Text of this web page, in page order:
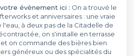
évènement ici : On a trouvé le
et anniversaires : une vraie
à deux pas de la Citadelle de
on s'installe en terrasse
on commande des bières bien
généreux ou des spécialités du